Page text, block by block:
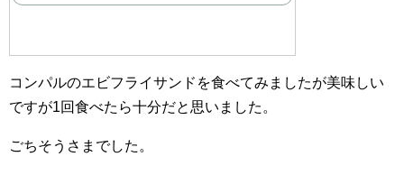
コンパルのエビフライサンドを食べてみましたが美味しい
ですが1回食べたら十分だと思いました。
ごちそうさまでした。